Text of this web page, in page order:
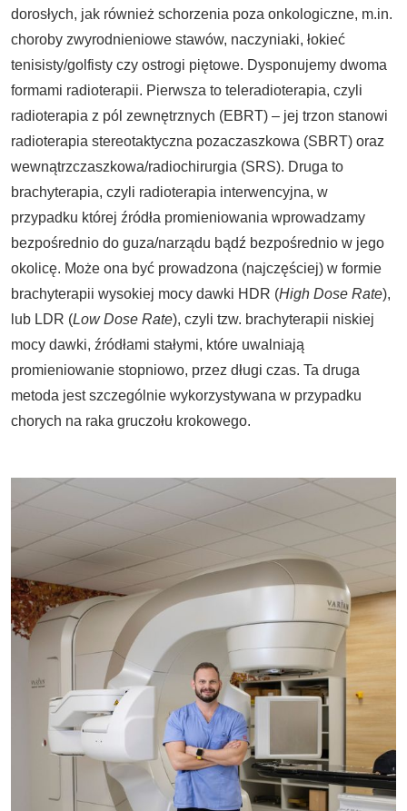
dorosłych, jak również schorzenia poza onkologiczne, m.in.
choroby zwyrodnieniowe stawów, naczyniaki, łokieć
tenisisty/golfisty czy ostrogi piętowe. Dysponujemy dwoma
formami radioterapii. Pierwsza to teleradioterapia, czyli
radioterapia z pól zewnętrznych (EBRT) – jej trzon stanowi
radioterapia stereotaktyczna pozaczaszkowa (SBRT) oraz
wewnątrzczaszkowa/radiochirurgia (SRS). Druga to
brachyterapia, czyli radioterapia interwencyjna, w
przypadku której źródła promieniowania wprowadzamy
bezpośrednio do guza/narządu bądź bezpośrednio w jego
okolicę. Może ona być prowadzona (najczęściej) w formie
brachyterapii wysokiej mocy dawki HDR (High Dose Rate),
lub LDR (Low Dose Rate), czyli tzw. brachyterapii niskiej
mocy dawki, źródłami stałymi, które uwalniają
promieniowanie stopniowo, przez długi czas. Ta druga
metoda jest szczególnie wykorzystywana w przypadku
chorych na raka gruczołu krokowego.